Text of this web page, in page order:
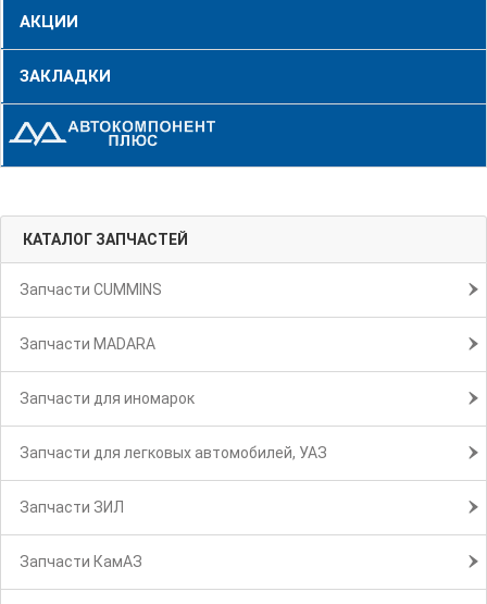
АКЦИИ
ЗАКЛАДКИ
КАТАЛОГ ЗАПЧАСТЕЙ
Запчасти CUMMINS
Запчасти MADARA
Запчасти для иномарок
Запчасти для легковых автомобилей, УАЗ
Запчасти ЗИЛ
Запчасти КамАЗ